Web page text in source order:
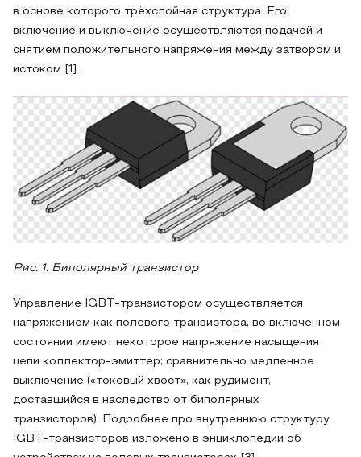
в основе которого трёхслойная структура. Его
включение и выключение осуществляются подачей и
снятием положительного напряжения между затвором и
истоком [1].
Рис. 1. Биполярный транзистор
Управление IGBT-транзистором осуществляется
напряжением как полевого транзистора, во включенном
состоянии имеют некоторое напряжение насыщения
цепи коллектор-эмиттер; сравнительно медленное
выключение («токовый хвост», как рудимент,
доставшийся в наследство от биполярных
транзисторов). Подробнее про внутреннюю структуру
IGBT-транзисторов изложено в энциклопедии об